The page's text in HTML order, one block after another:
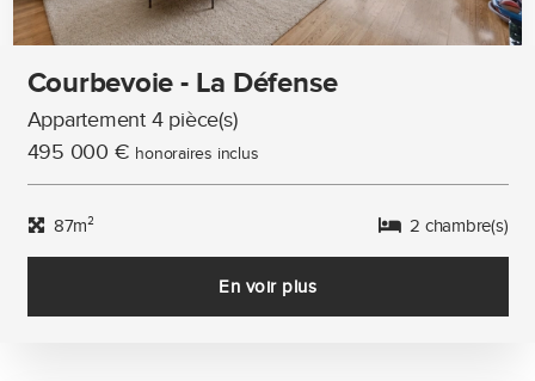
Courbevoie - La Défense
Appartement 4 pièce(s)
495 000 € honoraires inclus
87m² 2 chambre(s)
En voir plus